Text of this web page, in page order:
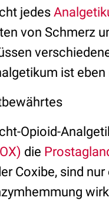
jedes
von Schmerz
ist
Opioid-
die
Coxibe, sind